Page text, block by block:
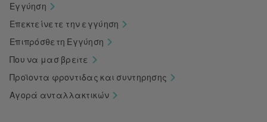
Εγγύηση
Επεκτείνετε την εγγύηση
Επιπρόσθετη Εγγύηση
Που να μασ βρεiτε
Προϊοντα φροντιδας και συντηρησης
Αγορά ανταλλακτικών